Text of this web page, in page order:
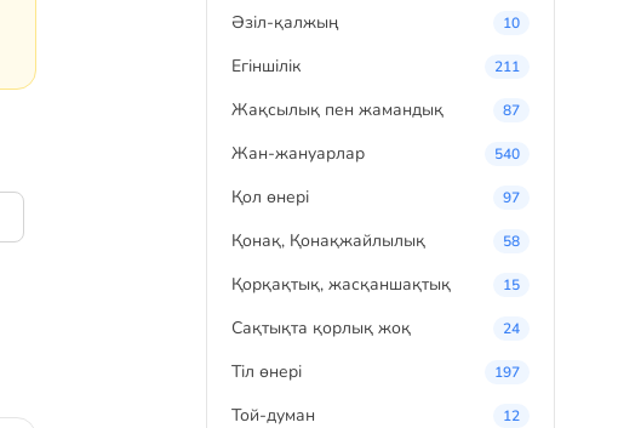
Әзіл-қалжың 10
Егіншілік 211
Жақсылық пен жамандық 87
Жан-жануарлар 540
Қол өнері 97
Қонақ, Қонақжайлылық 58
Қорқақтық, жасқаншақтық 15
Сақтықта қорлық жоқ 24
Тіл өнері 197
Той-думан 12